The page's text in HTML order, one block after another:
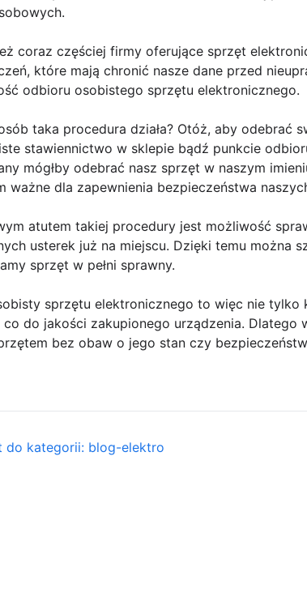
coraz częściej firmy oferujące sprzęt
które mają chronić nasze dane przed
odbioru osobistego sprzętu elektronicznego.
taka procedura działa? Otóż, aby odebrać
stawiennictwo w sklepie bądź punkcie
mógłby odebrać nasz sprzęt w naszym
ważne dla zapewnienia bezpieczeństwa
atutem takiej procedury jest możliwość
usterek już na miejscu. Dzięki temu można
sprzęt w pełni sprawny.
sprzętu elektronicznego to więc nie
co do jakości zakupionego urządzenia.
bez obaw o jego stan czy
do kategorii: blog-elektro